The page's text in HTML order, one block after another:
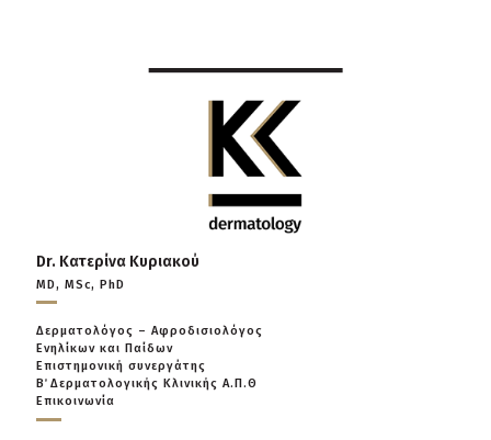
Dr. Κατερίνα Κυριακού
MD, MSc, PhD
Δερματολόγος – Αφροδισιολόγος
Ενηλίκων και Παίδων
Επιστημονική συνεργάτης
Β΄ Δερματολογικής Κλινικής Α.Π.Θ
Επικοινωνία